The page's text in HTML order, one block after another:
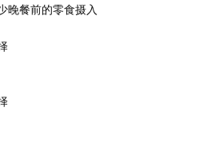
晚餐前的零食摄入